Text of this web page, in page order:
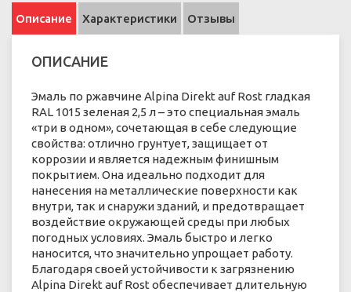
Описание Характеристики Отзывы
ОПИСАНИЕ
Эмаль по ржавчине Alpina Direkt auf Rost гладкая
RAL 1015 зеленая 2,5 л – это специальная эмаль
«три в одном», сочетающая в себе следующие
свойства: отлично грунтует, защищает от
коррозии и является надежным финишным
покрытием. Она идеально подходит для
нанесения на металлические поверхности как
внутри, так и снаружи зданий, и предотвращает
воздействие окружающей среды при любых
погодных условиях. Эмаль быстро и легко
наносится, что значительно упрощает работу.
Благодаря своей устойчивости к загрязнению
Alpina Direkt auf Rost обеспечивает длительную